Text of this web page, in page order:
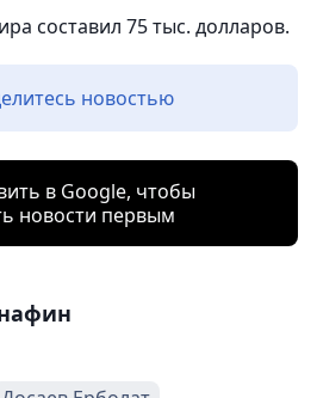
составил 75 тыс. долларов.
новостью
в Google, чтобы
новости первым